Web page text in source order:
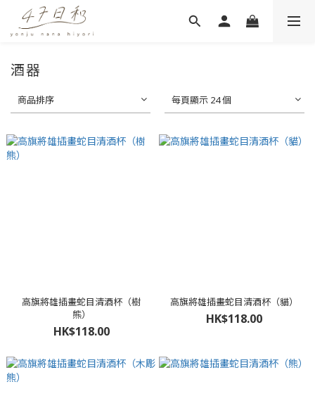
酒器
商品排序 每頁顯示 24 個
高旗將雄插畫蛇目清酒杯（樹
熊）
HK$118.00
高旗將雄插畫蛇目清酒杯（貓）
HK$118.00